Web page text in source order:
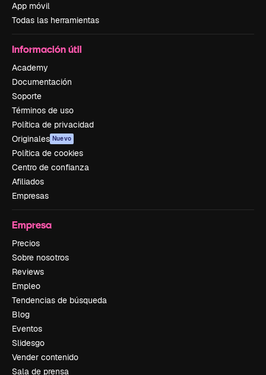
App móvil
Todas las herramientas
Información útil
Academy
Documentación
Soporte
Términos de uso
Política de privacidad
Originales Nuevo
Política de cookies
Centro de confianza
Afiliados
Empresas
Empresa
Precios
Sobre nosotros
Reviews
Empleo
Tendencias de búsqueda
Blog
Eventos
Slidesgo
Vender contenido
Sala de prensa